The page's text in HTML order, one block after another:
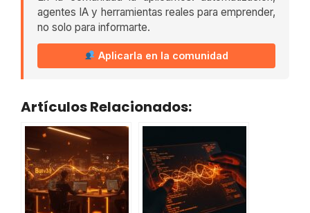
agentes IA y herramientas reales para emprender,
no solo para informarte.
Aplicarla en la comunidad
Artículos Relacionados: